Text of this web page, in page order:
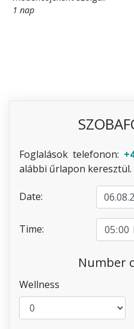
1 nap
Foglalások telefonon:
alábbi űrlapon keresztül.
Date:
Time:
Number
Wellness